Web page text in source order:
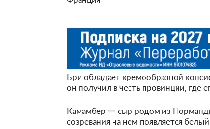
Бри обладает кремообразной
он получил в честь провинции, где
Камамбер 一 сыр родом из
созревания на нем появляется